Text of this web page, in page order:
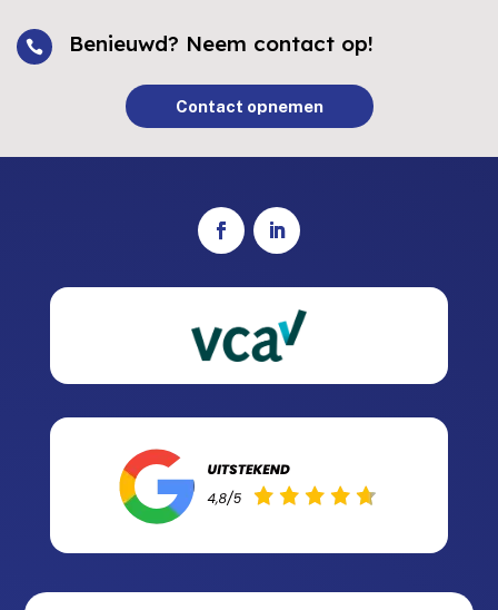
 Benieuwd? Neem contact op!
Contact opnemen